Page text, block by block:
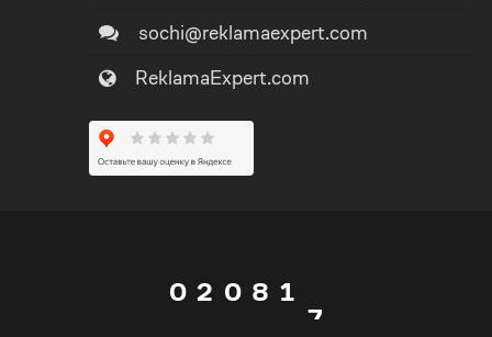
sochi@reklamaexpert.com
ReklamaExpert.com
0
0
2 0
4
5
8 1
3
4